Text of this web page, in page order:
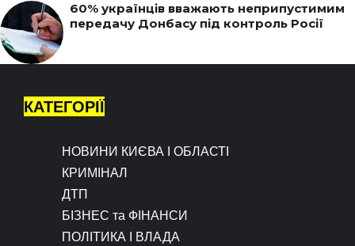
60% українців вважають неприпустимим
передачу Донбасу під контроль Росії
КАТЕГОРІЇ
НОВИНИ КИЄВА І ОБЛАСТІ
КРИМІНАЛ
ДТП
БІЗНЕС та ФІНАНСИ
ПОЛІТИКА І ВЛАДА